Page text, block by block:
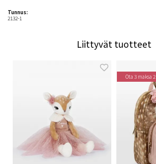
Tunnus:
2132-1
Liittyvät tuotteet
Ota 3 maksa 2